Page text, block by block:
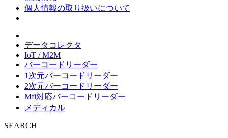
個人情報の取り扱いについて
データコレクタ
IoT / M2M
バーコードリーダー
1次元バーコードリーダー
2次元バーコードリーダー
Mfi対応バーコードリーダー
メディカル
SEARCH